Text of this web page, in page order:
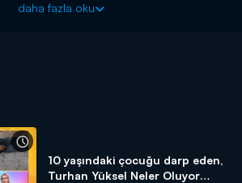
daha fazla oku
10 yaşındaki çocuğu darp eden,
Turhan Yüksel Neler Oluyor